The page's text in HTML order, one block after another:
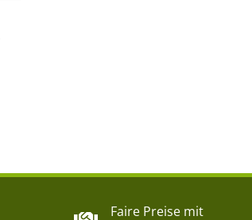
Faire Preise mit